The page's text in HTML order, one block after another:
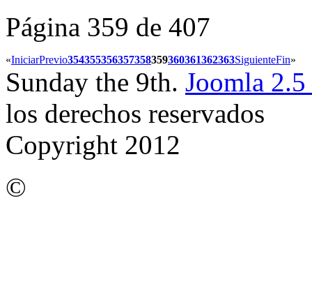
Página 359 de 407
«IniciarPrevio354355356357358359360361362363SiguienteFin»
Sunday the 9th. Joomla 2.5
los derechos reservados
Copyright 2012
©